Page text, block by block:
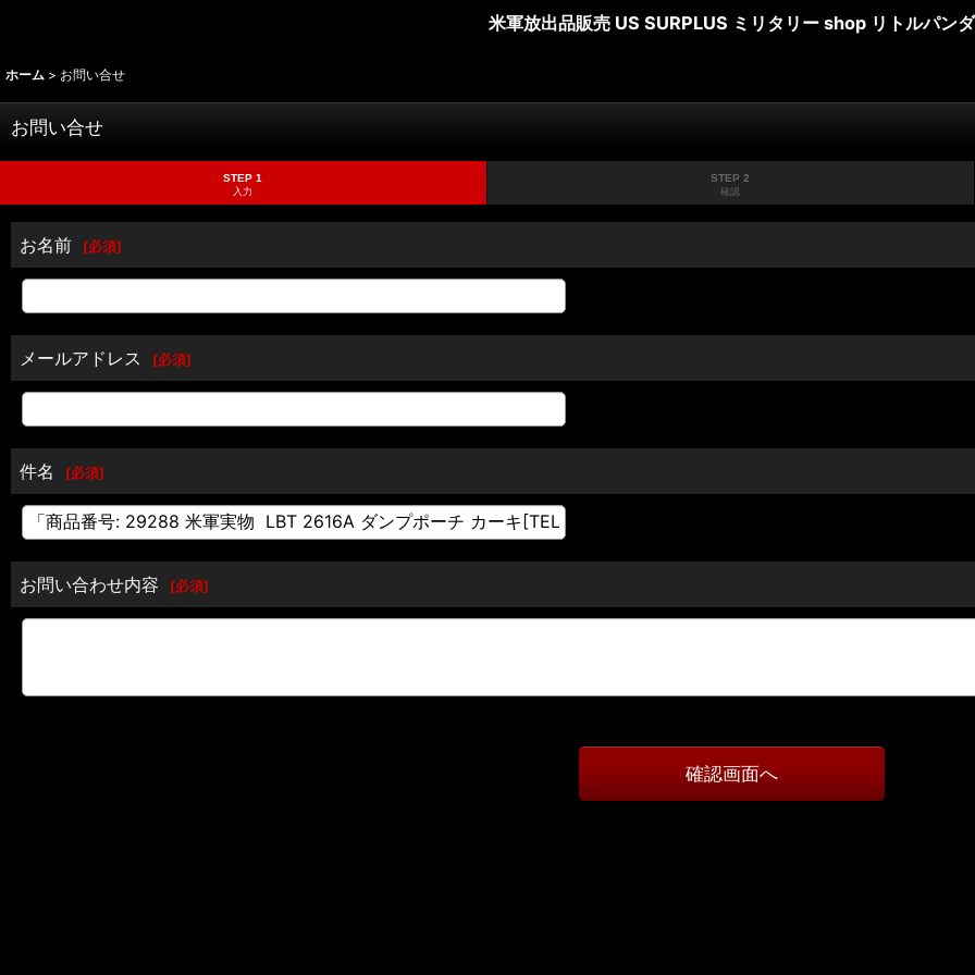
米軍放出品販売 US SURPLUS ミリタリー shop リトルパンダ
ホーム > お問い合せ
お問い合せ
STEP 1
入力
STEP 2
確認
お名前 [必須]
メールアドレス [必須]
件名 [必須]
お問い合わせ内容 [必須]
確認画面へ